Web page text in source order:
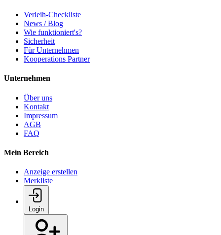
Verleih-Checkliste
News / Blog
Wie funktioniert's?
Sicherheit
Für Unternehmen
Kooperations Partner
Unternehmen
Über uns
Kontakt
Impressum
AGB
FAQ
Mein Bereich
Anzeige erstellen
Merkliste
Login